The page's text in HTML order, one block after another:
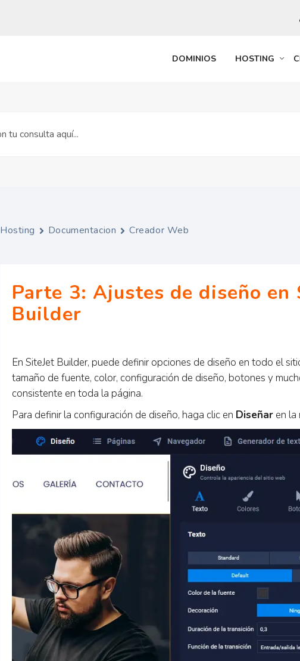
DOMINIOS HOSTING
Hosting Documentacion Creador Web
Parte 3: Ajustes de diseño en
Builder
En SiteJet Builder, puede definir opciones de diseño en todo el
tamaño de fuente, color, configuración de diseño, botones y
consistente en toda la página.
Para definir la configuración de diseño, haga clic en Diseñaren la